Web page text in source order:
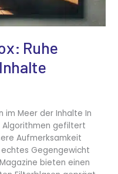
Ruhe
im Meer der Inhalte In
Algorithmen gefiltert
Aufmerksamkeit
Gegengewicht
bieten einen